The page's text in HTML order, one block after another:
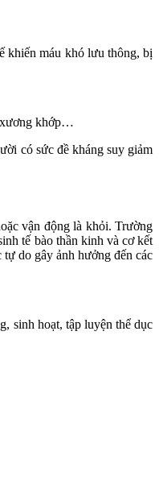
khiến máu khó lưu thông, bị
xương khớp…
có sức đề kháng suy giảm
vận động là khỏi. Trường
tế bào thần kinh và cơ kết
do gây ảnh hưởng đến các
sinh hoạt, tập luyện thể dục